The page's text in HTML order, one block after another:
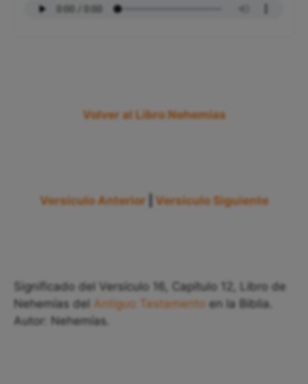
Volver al Libro Nehemías
Versículo Anterior Versículo Siguiente
Significado del Versículo 16, Capítulo 12, Libro de
Nehemías del Antiguo Testamento en la Biblia.
Autor: Nehemías.